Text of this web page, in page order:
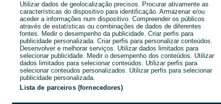
Utilizar dados de geolocalização precisos. Procurar ativamente as
características do dispositivo para identificação. Armazenar e/ou
aceder a informações num dispositivo. Compreender os públicos
através de estatísticas ou combinações de dados de diferentes
fontes. Medir o desempenho da publicidade. Criar perfis para
publicidade personalizada. Criar perfis para personalizar conteúdos.
Desenvolver e melhorar serviços. Utilizar dados limitados para
selecionar publicidade. Medir o desempenho dos conteúdos. Utilizar
dados limitados para selecionar conteúdos. Utilizar perfis para
selecionar conteúdos personalizados. Utilizar perfis para selecionar
publicidade personalizada.
Lista de parceiros (fornecedores)